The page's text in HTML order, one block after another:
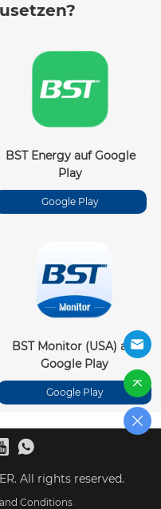
BST Energy auf Google
Play
Google Play
BST Monitor (USA) auf
Google Play
Google Play
All rights reserved.
Conditions